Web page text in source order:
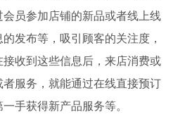
员参加店铺的新品或者线上线
发布等，吸引顾客的关注度，
收到这些信息后，来店消费或
服务，就能通过在线直接预订
手获得新产品服务等。